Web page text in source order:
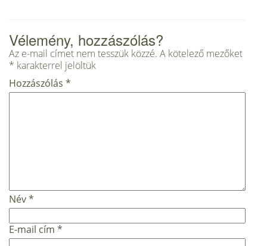
Vélemény, hozzászólás?
Az e-mail címet nem tesszük közzé. A kötelező mezőket
* karakterrel jelöltük
Hozzászólás *
Név*
E-mail cím *